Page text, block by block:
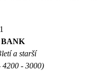
BANK
a starší
4200 - 3000)